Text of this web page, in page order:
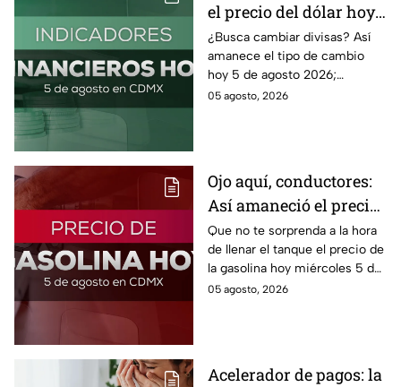
el precio del dólar hoy
miércoles 5 de agosto
2026?
¿Busca cambiar divisas? Así
amanece el tipo de cambio
hoy 5 de agosto 2026;
consulta el precio del dólar
05 agosto, 2026
Ojo aquí, conductores:
Así amaneció el precio
de la gasolina HOY
Que no te sorprenda a la hora
de llenar el tanque el precio de
la gasolina hoy miércoles 5 de
agosto 2026; aquí te dejamos
05 agosto, 2026
Acelerador de pagos: la